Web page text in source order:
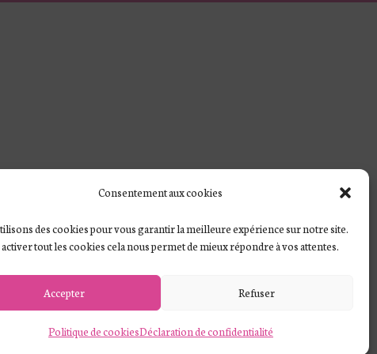
Consentement aux cookies
des cookies pour vous garantir la meilleure expérience sur notre site.
activer tout les cookies cela nous permet de mieux répondre à vos attentes.
Accepter Refuser
Politique de cookiesDéclaration de confidentialité